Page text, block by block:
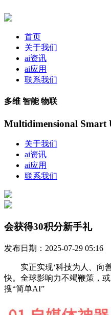
首页
关于我们
ai资讯
ai应用
联系我们
多维 智能 物联
Multidimensional Smart
关于我们
ai资讯
ai应用
联系我们
会获得30积分新手礼
发布日期：2025-07-29 05:16
实正实现‘科技为人、向善
快。全球影响力不竭鞭策，
搜“简单AI”